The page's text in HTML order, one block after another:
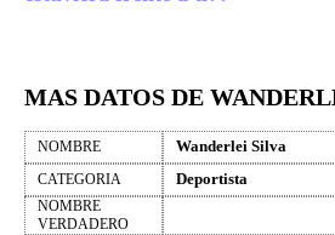
MAS DATOS DE
NOMBRE Wanderlei Silva
CATEGORIA Deportista
NOMBRE
VERDADERO